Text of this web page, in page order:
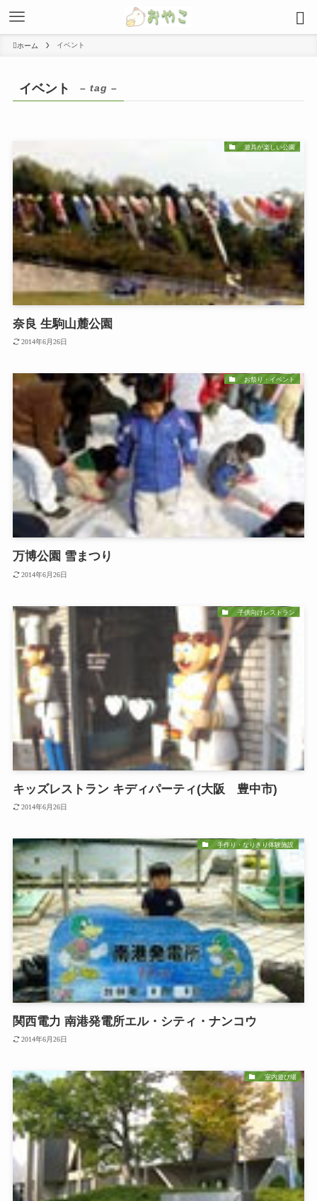
ホーム イベント
イベント – tag –
遊具が楽しい公園
奈良 生駒山麓公園
2014年6月26日
お祭り・イベント
万博公園 雪まつり
2014年6月26日
子供向けレストラン
キッズレストラン キディパーティ(大阪 豊中市)
2014年6月26日
手作り・なりきり体験施設
関西電力 南港発電所エル・シティ・ナンコウ
2014年6月26日
室内遊び場